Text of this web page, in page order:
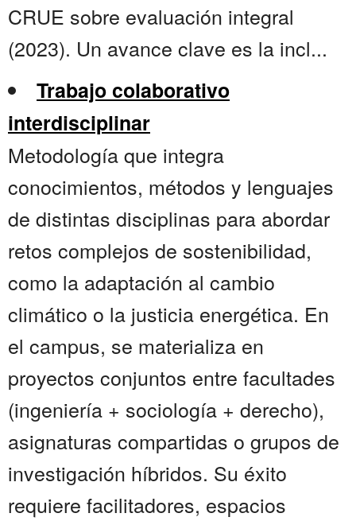
CRUE sobre evaluación integral
(2023). Un avance clave es la incl...
Trabajo colaborativo
interdisciplinar
Metodología que integra
conocimientos, métodos y lenguajes
de distintas disciplinas para abordar
retos complejos de sostenibilidad,
como la adaptación al cambio
climático o la justicia energética. En
el campus, se materializa en
proyectos conjuntos entre facultades
(ingeniería + sociología + derecho),
asignaturas compartidas o grupos de
investigación híbridos. Su éxito
requiere facilitadores, espacios